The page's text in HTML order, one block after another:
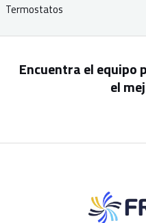
Termostatos
Encuentra el
el